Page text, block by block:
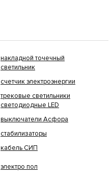
накладной точечный
светильник
счетчик электроэнергии
трековые светильники
светодиодные LED
выключатели Асфора
стабилизаторы
кабель СИП
электро пол